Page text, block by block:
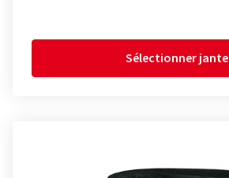
Sélectionner jante